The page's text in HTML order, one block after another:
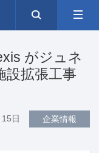
わせEnglish サイト内
がジュネ
設拡張工事
日 企業情報